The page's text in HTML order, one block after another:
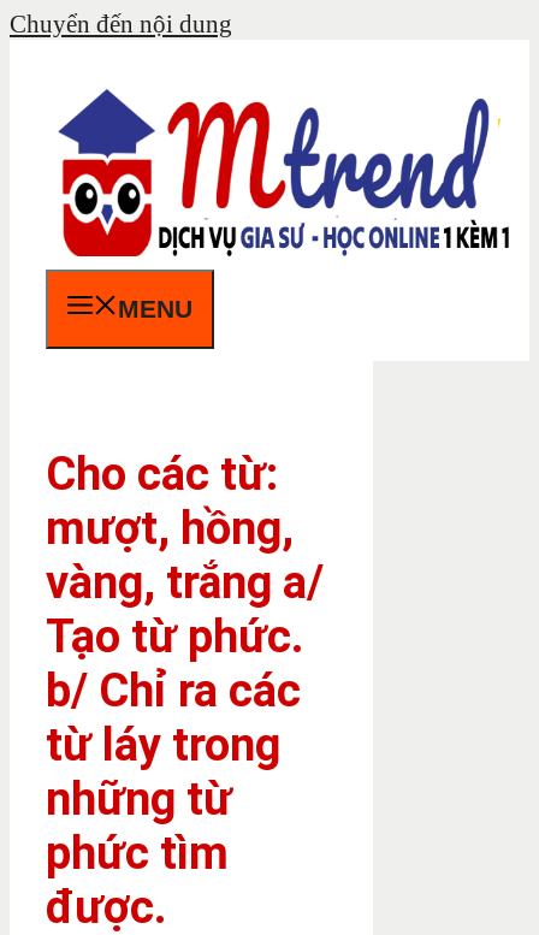
Chuyển đến nội dung
MENU
Cho các từ:
mượt, hồng,
vàng, trắng a/
Tạo từ phức.
b/ Chỉ ra các
từ láy trong
những từ
phức tìm
được.